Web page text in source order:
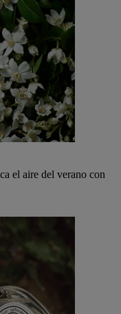
el aire del verano con